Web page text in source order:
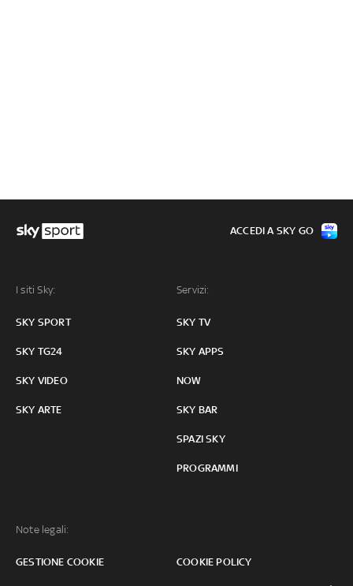
I siti Sky:
SKY SPORT
SKY TG24
SKY VIDEO
SKY ARTE
Servizi:
SKY TV
SKY APPS
NOW
SKY BAR
SPAZI SKY
PROGRAMMI
Note legali:
GESTIONE COOKIE COOKIE POLICY
ACCEDI A SKY GO